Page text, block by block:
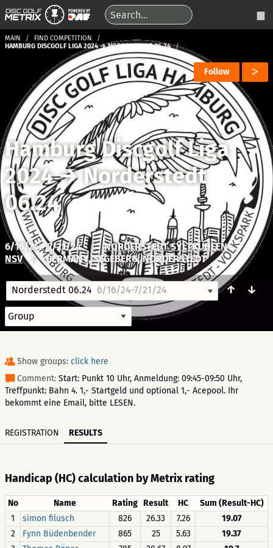
MAIN
FIND COMPETITION
HAMBURG DISCGOLF LIGA 2024 → NORDERSTEDT 06.24
Follow
Hamburg Discgolf Liga
2024→Norderstedt
06.24
6/16/24 - 7/21/24 |
NORDERSTEDT SYLTKÜHLEN
NSV
| GERMANY, SEGEBERG, NORDERSTEDT
Norderstedt 06.24 6/16/24-7/21/24 ↑ ↓
Show groups: click here
Comment: Start: Punkt 10 Uhr, Anmeldung: 09:45-09:50 Uhr,
Treffpunkt: Bahn 4. 1,- Startgeld und optional 1,- Acepool. Ihr
bekommt eine Email, bitte LESEN.
REGISTRATION RESULTS
Handicap (HC) calculation by Metrix rating
No Name Rating Result HC
Sum (Result-HC)
1
simon filusch 826 26.33 7.26
19.07
2
Fynn Büdenbender 865 25 5.63
19.37